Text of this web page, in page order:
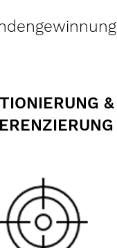
&